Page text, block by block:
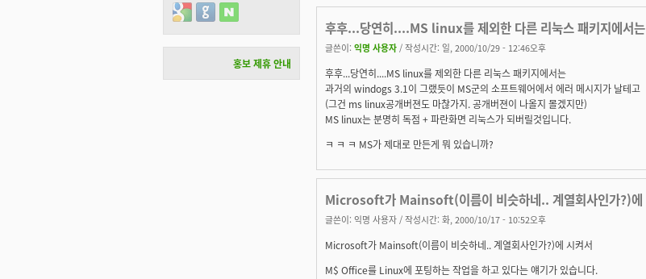
후후...당연히....MS linux를 제외한 다른 리눅스 패키지에서는
글쓴이: 익명 사용자 / 작성시간: 일, 2000/10/29 - 12:46오후
후후...당연히....MS linux를 제외한 다른 리눅스 패키지에서는
과거의 windogs 3.1이 그랬듯이 MS군의 소프트웨어에서 에러 메시지가 날테고
(그건 ms linux공개버젼도 마찮가지. 공개버젼이 나올지 몰겠지만)
MS linux는 분명히 독점 + 파란화면 리눅스가 되버릴것입니다.
ㅋ ㅋ ㅋ MS가 제대로 만든게 뭐 있습니까?
Microsoft가 Mainsoft(이름이 비슷하네.. 계열회사인가?)에
글쓴이: 익명 사용자 / 작성시간: 화, 2000/10/17 - 10:52오후
Microsoft가 Mainsoft(이름이 비슷하네.. 계열회사인가?)에 시켜서
M$ Office를 Linux에 포팅하는 작업을 하고 있다는 얘기가 있습니다.
Login with Google
Login with GitHub
Login with Naver
홍보 제휴 안내